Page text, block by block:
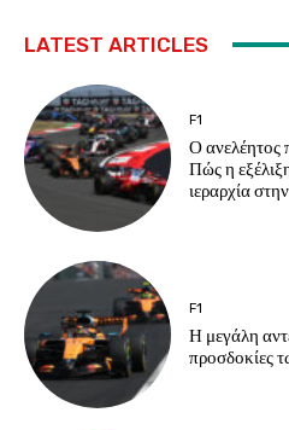
LATEST ARTICLES
F1
Ο ανελέητος
Πώς η
ιεραρχία
F1
Η μεγάλη
προσδοκίες